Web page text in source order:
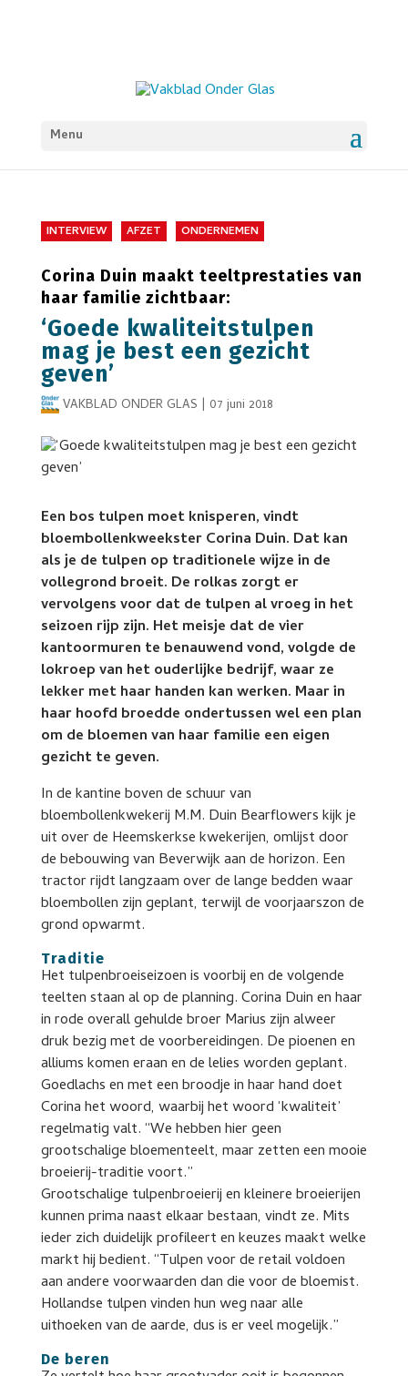
Menu
INTERVIEW AFZET ONDERNEMEN
Corina Duin maakt teeltprestaties van
haar familie zichtbaar:
‘Goede kwaliteitstulpen
mag je best een gezicht
geven’
VAKBLAD ONDER GLAS | 07 juni 2018
Een bos tulpen moet knisperen, vindt
bloembollenkweekster Corina Duin. Dat kan
als je de tulpen op traditionele wijze in de
vollegrond broeit. De rolkas zorgt er
vervolgens voor dat de tulpen al vroeg in het
seizoen rijp zijn. Het meisje dat de vier
kantoormuren te benauwend vond, volgde de
lokroep van het ouderlijke bedrijf, waar ze
lekker met haar handen kan werken. Maar in
haar hoofd broedde ondertussen wel een plan
om de bloemen van haar familie een eigen
gezicht te geven.
In de kantine boven de schuur van
bloembollenkwekerij M.M. Duin Bearflowers kijk je
uit over de Heemskerkse kwekerijen, omlijst door
de bebouwing van Beverwijk aan de horizon. Een
tractor rijdt langzaam over de lange bedden waar
bloembollen zijn geplant, terwijl de voorjaarszon de
grond opwarmt.
Traditie
Het tulpenbroeiseizoen is voorbij en de volgende
teelten staan al op de planning. Corina Duin en haar
in rode overall gehulde broer Marius zijn alweer
druk bezig met de voorbereidingen. De pioenen en
alliums komen eraan en de lelies worden geplant.
Goedlachs en met een broodje in haar hand doet
Corina het woord, waarbij het woord ‘kwaliteit’
regelmatig valt. “We hebben hier geen
grootschalige bloementeelt, maar zetten een mooie
broeierij-traditie voort.”
Grootschalige tulpenbroeierij en kleinere broeierijen
kunnen prima naast elkaar bestaan, vindt ze. Mits
ieder zich duidelijk profileert en keuzes maakt welke
markt hij bedient. “Tulpen voor de retail voldoen
aan andere voorwaarden dan die voor de bloemist.
Hollandse tulpen vinden hun weg naar alle
uithoeken van de aarde, dus is er veel mogelijk.”
De beren